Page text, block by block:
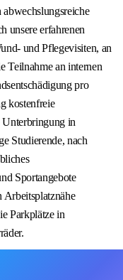
unsere erfahrenen
und Pflegevisiten, an
Teilnahme an internen
pro
kostenfreie
Unterbringung in
Studierende, nach
Sportangebote
Arbeitsplatznähe
Parkplätze in